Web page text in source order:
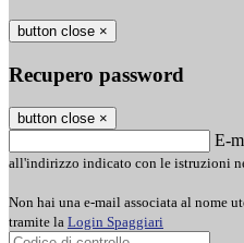
button close ×
Recupero password
button close ×
E-
all'indirizzo indicato con le istruzioni
Non hai una e-mail associata al nome
tramite la Login Spaggiari